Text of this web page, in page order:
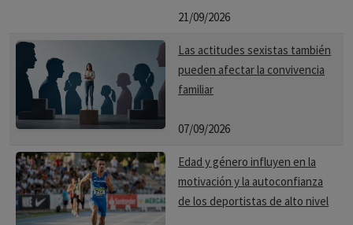
21/09/2026
Las actitudes sexistas también
pueden afectar la convivencia
familiar
07/09/2026
Edad y género influyen en la
motivación y la autoconfianza
de los deportistas de alto nivel